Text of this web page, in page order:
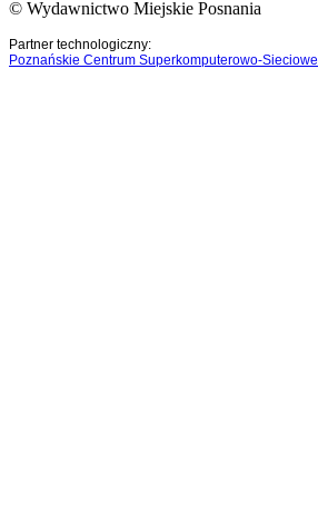
© Wydawnictwo Miejskie Posnania
Partner technologiczny:
Poznańskie Centrum Superkomputerowo-Sieciowe